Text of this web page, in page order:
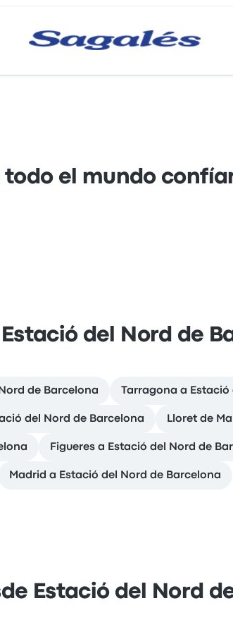
todo el mundo
del Nord de
de Barcelona Tarragona a
del Nord de Barcelona Lloret de
Figueres a Estació del Nord de
Madrid a Estació del Nord de Barcelona
Estació del Nord